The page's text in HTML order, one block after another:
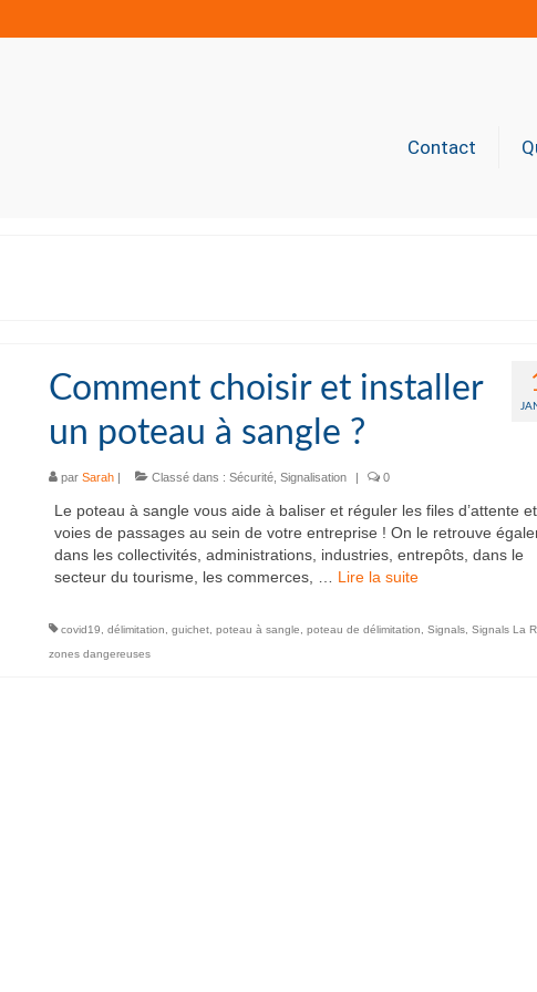
Contact
Comment choisir et installer
un poteau à sangle ?
par Sarah| Classé dans : Sécurité, Signalisation | 0
Le poteau à sangle vous aide à baliser et réguler les files d’attente et
voies de passages au sein de votre entreprise ! On le retrouve
dans les collectivités, administrations, industries, entrepôts, dans le
secteur du tourisme, les commerces, … Lire la suite­­
covid19 délimitation guichet, poteau à sangle poteau de délimitation Signals, Signals La
zones dangereuses